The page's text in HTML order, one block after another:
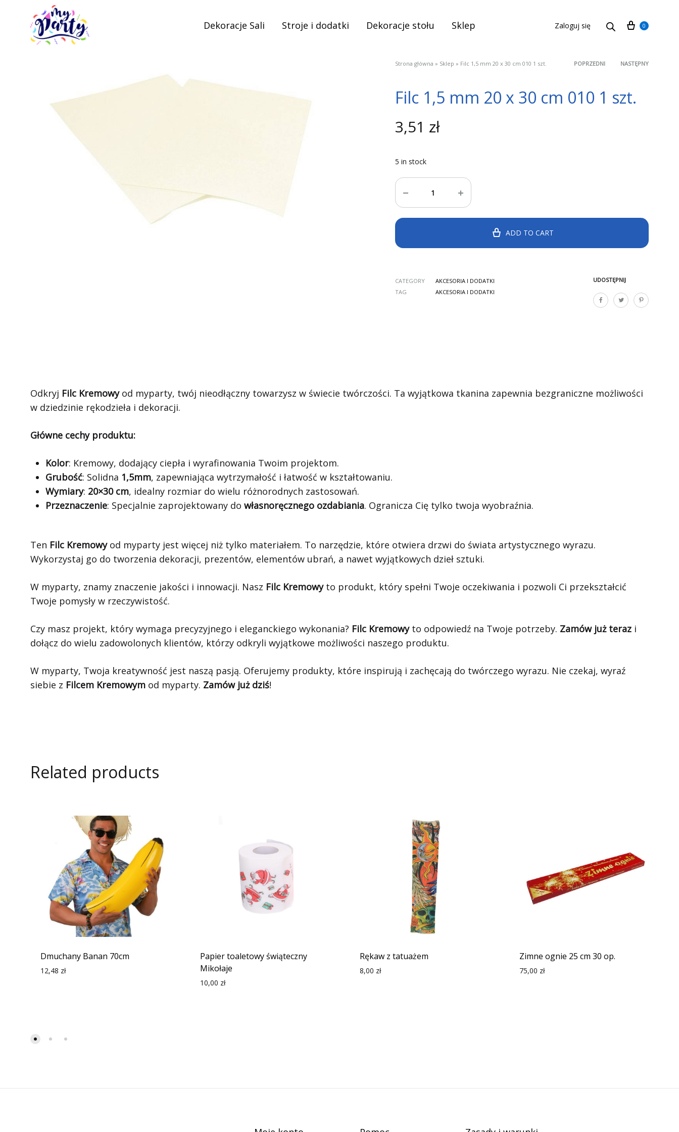
Dekoracje Sali Stroje i dodatki Dekoracje stołu Sklep Zaloguj się Cart
0
Strona główna » Sklep » Filc 1,5 mm 20 x 30 cm 010 1 szt.
Product
navigation
POPRZEDNI NASTĘPNY
Filc 1,5 mm 20 x 30 cm 010 1 szt.
3,51 zł
5 in stock
Quantity
ADD TO CART
UDOSTĘPNIJ
CATEGORY
AKCESORIA I DODATKI
TAG
AKCESORIA I DODATKI
Odkryj Filc Kremowyod myparty, twój nieodłączny towarzysz w świecie twórczości. Ta wyjątkowa tkanina zapewnia bezgraniczne możliwości
w dziedzinie rękodzieła i dekoracji.
Główne cechy produktu:
Kolor: Kremowy, dodający ciepła i wyrafinowania Twoim projektom.
Grubość: Solidna 1,5mm, zapewniająca wytrzymałość i łatwość w kształtowaniu.
Wymiary: 20×30 cm, idealny rozmiar do wielu różnorodnych zastosowań.
Przeznaczenie: Specjalnie zaprojektowany do własnoręcznego ozdabiania. Ogranicza Cię tylko twoja wyobraźnia.
Ten Filc Kremowyod myparty jest więcej niż tylko materiałem. To narzędzie, które otwiera drzwi do świata artystycznego wyrazu.
Wykorzystaj go do tworzenia dekoracji, prezentów, elementów ubrań, a nawet wyjątkowych dzieł sztuki.
W myparty, znamy znaczenie jakości i innowacji. Nasz Filc Kremowyto produkt, który spełni Twoje oczekiwania i pozwoli Ci przekształcić
Twoje pomysły w rzeczywistość.
Czy masz projekt, który wymaga precyzyjnego i eleganckiego wykonania? Filc Kremowyto odpowiedź na Twoje potrzeby. Zamów już teraz i
dołącz do wielu zadowolonych klientów, którzy odkryli wyjątkowe możliwości naszego produktu.
W myparty, Twoja kreatywność jest naszą pasją. Oferujemy produkty, które inspirują i zachęcają do twórczego wyrazu. Nie czekaj, wyraź
siebie z Filcem Kremowym od myparty. Zamów już dziś!
Related products
Dmuchany Banan 70cm
12,48 zł
Papier toaletowy świąteczny
Mikołaje
10,00 zł
Rękaw z tatuażem
8,00 zł
Zimne ognie 25 cm 30 op.
75,00 zł